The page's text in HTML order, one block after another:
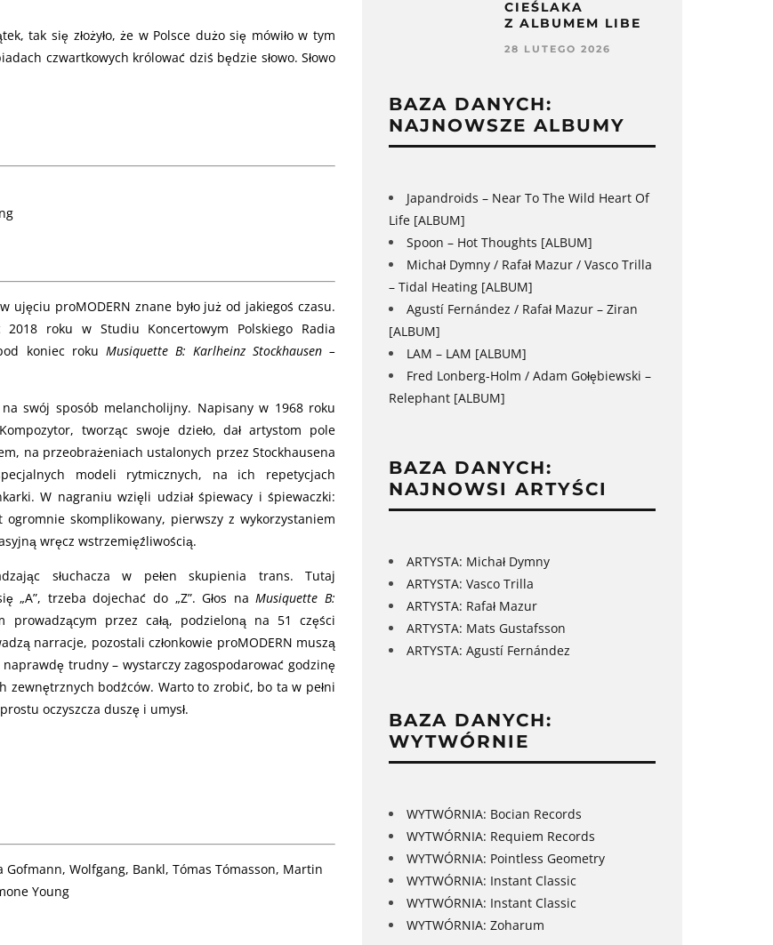
tak się złożyło, że w Polsce dużo się mówiło w tym
czwartkowych królować dziś będzie słowo. Słowo
ujęciu proMODERN znane było już od jakiegoś czasu.
roku w Studiu Koncertowym Polskiego Radia
koniec roku Musiquette B: Karlheinz Stockhausen –
swój sposób melancholijny. Napisany w 1968 roku
tworząc swoje dzieło, dał artystom pole
na przeobrażeniach ustalonych przez Stockhausena
modeli rytmicznych, na ich repetycjach
W nagraniu wzięli udział śpiewacy i śpiewaczki:
skomplikowany, pierwszy z wykorzystaniem
wręcz wstrzemięźliwością.
słuchacza w pełen skupienia trans. Tutaj
„A”, trzeba dojechać do „Z”. Głos naMusiquette B:
prowadzącym przez całą, podzieloną na 51 części
narracje, pozostali członkowie proMODERN muszą
trudny – wystarczy zagospodarować godzinę
zewnętrznych bodźców. Warto to zrobić, bo ta w pełni
oczyszcza duszę i umysł.
Wolfgang, Bankl, Tómas Tómasson, Martin
Young
CIEŚLAKA
Z ALBUMEM LIBE
28 LUTEGO 2026
BAZA DANYCH:
NAJNOWSZE ALBUMY
Japandroids – Near To The Wild Heart Of
Life [ALBUM]
Spoon – Hot Thoughts [ALBUM]
Michał Dymny / Rafał Mazur / Vasco Trilla
– Tidal Heating [ALBUM]
Agustí Fernández / Rafał Mazur – Ziran
[ALBUM]
LAM – LAM [ALBUM]
Fred Lonberg-Holm / Adam Gołębiewski –
Relephant [ALBUM]
BAZA DANYCH:
NAJNOWSI ARTYŚCI
ARTYSTA: Michał Dymny
ARTYSTA: Vasco Trilla
ARTYSTA: Rafał Mazur
ARTYSTA: Mats Gustafsson
ARTYSTA: Agustí Fernández
BAZA DANYCH:
WYTWÓRNIE
WYTWÓRNIA: Bocian Records
WYTWÓRNIA: Requiem Records
WYTWÓRNIA: Pointless Geometry
WYTWÓRNIA: Instant Classic
WYTWÓRNIA: Instant Classic
WYTWÓRNIA: Zoharum